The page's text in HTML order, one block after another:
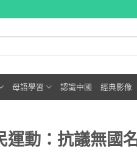
母語學習 認識中國 經典影像
運動：抗議無國